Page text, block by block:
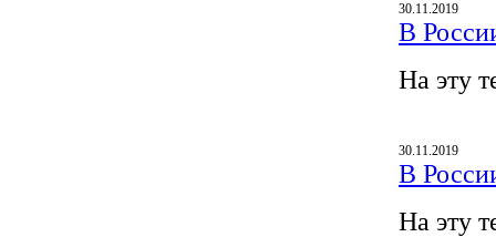
30.11.2019
В
На эту
30.11.2019
В
На эту